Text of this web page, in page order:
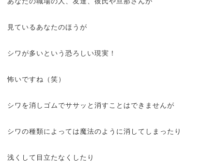
見ているあなたのほうが
シワが多いという恐ろしい現実！
怖いですね（笑）
シワを消しゴムでササッと消すことはできませんが
シワの種類によっては魔法のように消してしまったり
浅くして目立たなくしたり